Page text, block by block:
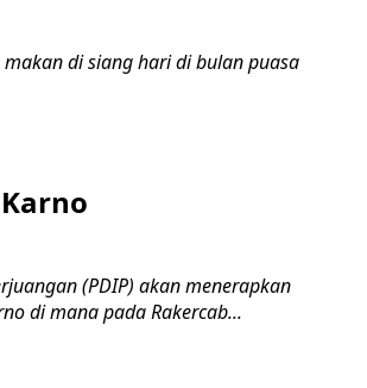
di siang hari di bulan puasa
(PDIP) akan menerapkan
di mana pada Rakercab...